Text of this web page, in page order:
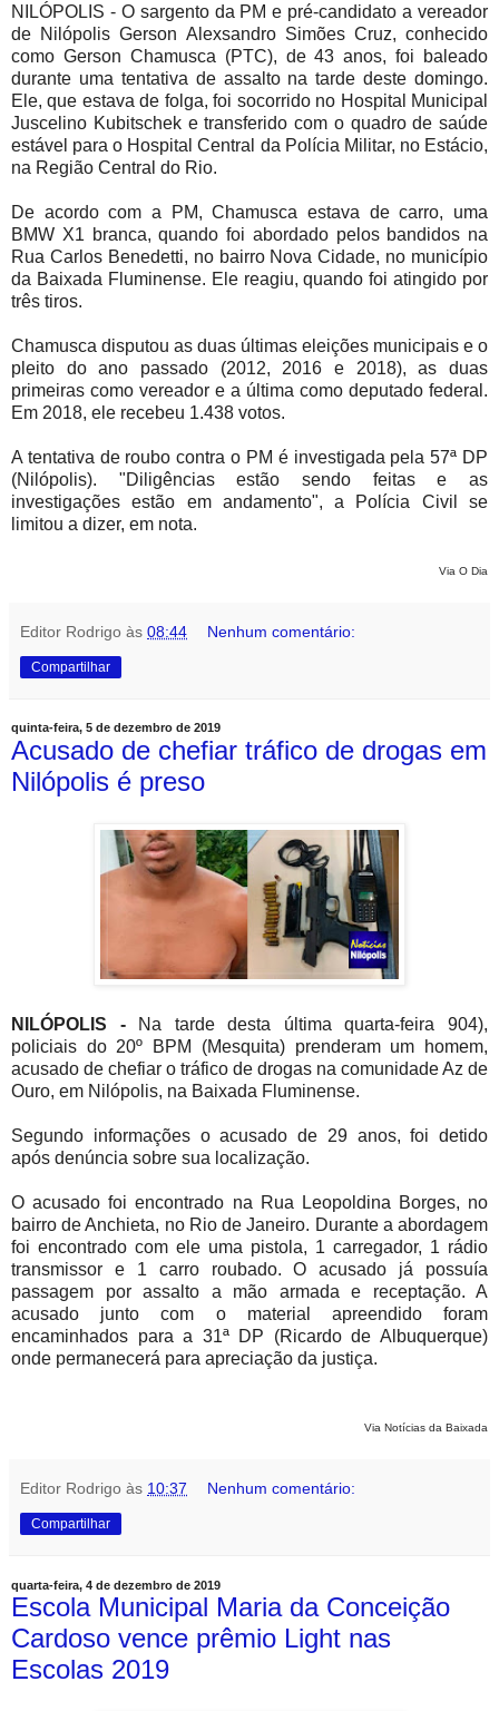
NILÓPOLIS - O sargento da PM e pré-candidato a vereador
de Nilópolis Gerson Alexsandro Simões Cruz, conhecido
como Gerson Chamusca (PTC), de 43 anos, foi baleado
durante uma tentativa de assalto na tarde deste domingo.
Ele, que estava de folga, foi socorrido no Hospital Municipal
Juscelino Kubitschek e transferido com o quadro de saúde
estável para o Hospital Central da Polícia Militar, no Estácio,
na Região Central do Rio.
De acordo com a PM, Chamusca estava de carro, uma
BMW X1 branca, quando foi abordado pelos bandidos na
Rua Carlos Benedetti, no bairro Nova Cidade, no município
da Baixada Fluminense. Ele reagiu, quando foi atingido por
três tiros.
Chamusca disputou as duas últimas eleições municipais e o
pleito do ano passado (2012, 2016 e 2018), as duas
primeiras como vereador e a última como deputado federal.
Em 2018, ele recebeu 1.438 votos.
A tentativa de roubo contra o PM é investigada pela 57ª DP
(Nilópolis). "Diligências estão sendo feitas e as
investigações estão em andamento", a Polícia Civil se
limitou a dizer, em nota.
Via O Dia
Editor Rodrigo às 08:44 Nenhum comentário:
Compartilhar
quinta-feira, 5 de dezembro de 2019
Acusado de chefiar tráfico de drogas em
Nilópolis é preso
NILÓPOLIS -
Na tarde desta última quarta-feira 904),
policiais do 20º BPM (Mesquita) prenderam um homem,
acusado de chefiar o tráfico de drogas na comunidade Az de
Ouro, em Nilópolis, na Baixada Fluminense.
Segundo informações o acusado de 29 anos, foi detido
após denúncia sobre sua localização.
O acusado foi encontrado na Rua Leopoldina Borges, no
bairro de Anchieta, no Rio de Janeiro. Durante a abordagem
foi encontrado com ele uma pistola, 1 carregador, 1 rádio
transmissor e 1 carro roubado. O acusado já possuía
passagem por assalto a mão armada e receptação. A
acusado junto com o material apreendido foram
encaminhados para a 31ª DP (Ricardo de Albuquerque)
onde permanecerá para apreciação da justiça.
Via Notícias da Baixada
Editor Rodrigo às 10:37 Nenhum comentário:
Compartilhar
quarta-feira, 4 de dezembro de 2019
Escola Municipal Maria da Conceição
Cardoso vence prêmio Light nas
Escolas 2019